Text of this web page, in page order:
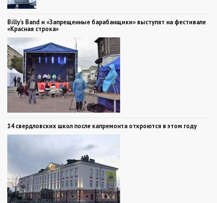
Billy’s Band и «Запрещенные барабанщики» выступят на фестивале
«Красная строка»
14 свердловских школ после капремонта откроются в этом году